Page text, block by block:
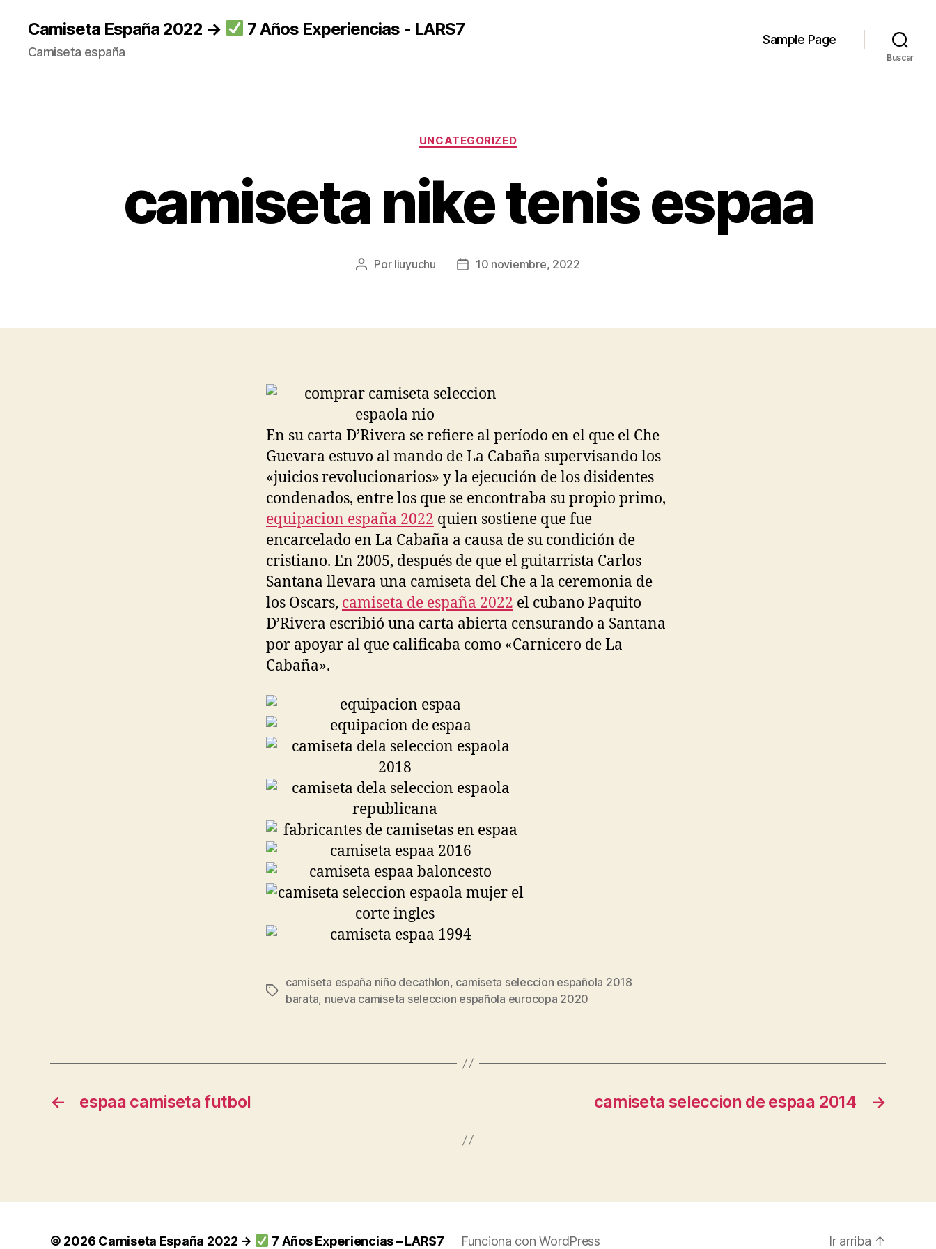
Camiseta España 2022 → 7 Años Experiencias - LARS7
Camiseta españa
Sample Page
Buscar
Categorías
UNCATEGORIZED
camiseta nike tenis espaa
Autor
Por liuyuchu
Fecha10 noviembre, 2022
En su carta D’Rivera se refiere al período en el que el Che
Guevara estuvo al mando de La Cabaña supervisando los
«juicios revolucionarios» y la ejecución de los disidentes
condenados, entre los que se encontraba su propio primo,
equipacion españa 2022 quien sostiene que fue
encarcelado en La Cabaña a causa de su condición de
cristiano. En 2005, después de que el guitarrista Carlos
Santana llevara una camiseta del Che a la ceremonia de
los Oscars, camiseta de españa 2022 el cubano Paquito
D’Rivera escribió una carta abierta censurando a Santana
por apoyar al que calificaba como «Carnicero de La
Cabaña».
Etiquetas
camiseta españa niño decathlon, camiseta seleccion española 2018
barata, nueva camiseta seleccion española eurocopa 2020
← espaa camiseta futbol →
camiseta seleccion de espaa 2014
© 2026 Camiseta España 2022 → 7 Años Experiencias – LARS7 Funciona con WordPress Ir arriba ↑